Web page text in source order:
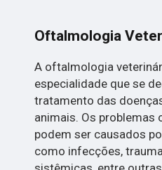
Oftalmologia
A oftalmologia
especialidade que se
tratamento das
animais. Os problemas
podem ser causados
como infecções,